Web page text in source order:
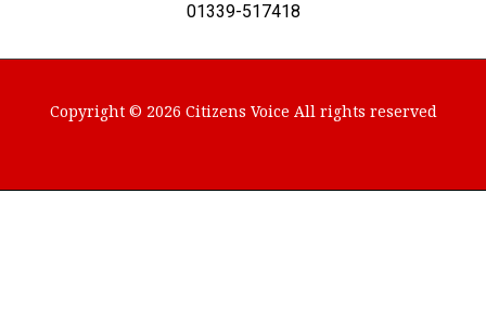
01339-517418
Copyright © 2026 Citizens Voice All rights reserved